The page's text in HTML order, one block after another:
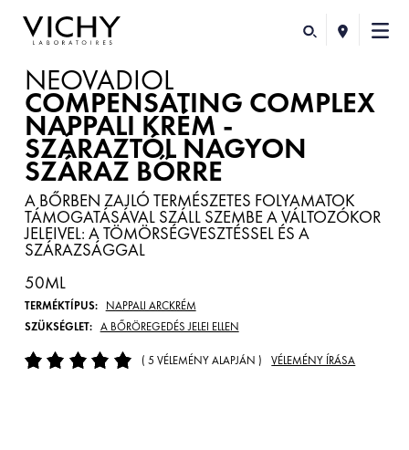
NEOVADIOL
COMPENSATING COMPLEX
NAPPALI KRÉM -
SZÁRAZTÓL NAGYON
SZÁRAZ BŐRRE
A BŐRBEN ZAJLÓ TERMÉSZETES FOLYAMATOK
TÁMOGATÁSÁVAL SZÁLL SZEMBE A VÁLTOZÓKOR
JELEIVEL: A TÖMÖRSÉGVESZTÉSSEL ÉS A
SZÁRAZSÁGGAL
50ML
TERMÉKTÍPUS:
NAPPALI ARCKRÉM
SZÜKSÉGLET: A BŐRÖREGEDÉS JELEI ELLEN
( 5 VÉLEMÉNY ALAPJÁN ) VÉLEMÉNY ÍRÁSA